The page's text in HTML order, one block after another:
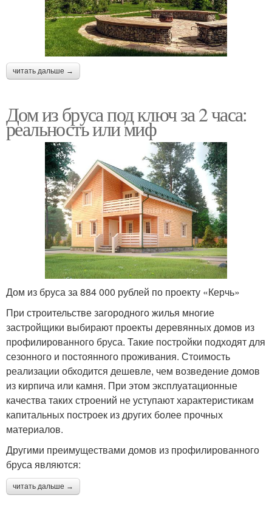
читать дальше →
Дом из бруса под ключ за 2 часа:
реальность или миф
Дом из бруса за 884 000 рублей по проекту «Керчь»
При строительстве загородного жилья многие
застройщики выбирают проекты деревянных домов из
профилированного бруса. Такие постройки подходят для
сезонного и постоянного проживания. Стоимость
реализации обходится дешевле, чем возведение домов
из кирпича или камня. При этом эксплуатационные
качества таких строений не уступают характеристикам
капитальных построек из других более прочных
материалов.
Другими преимуществами домов из профилированного
бруса являются:
читать дальше →